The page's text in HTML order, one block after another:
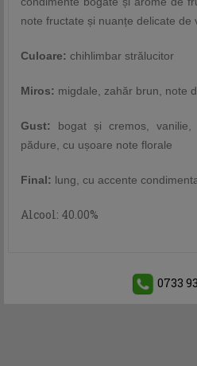
note fructate și nuanțe delicate de
Culoare: chihlimbar strălucitor
Miros: migdale, zahăr brun, note
Gust:
bogat și cremos,
pădure, cu ușoare note florale
Final: lung, cu accente
Alcool: 40.00%
0733